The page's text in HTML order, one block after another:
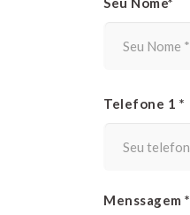
Telefone 1 *
Menssagem *